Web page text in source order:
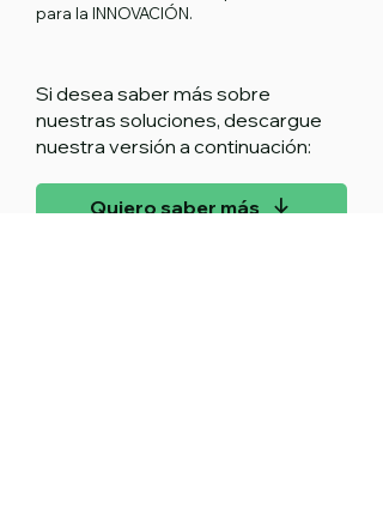
para la INNOVACIÓN.
Si desea saber más sobre
nuestras soluciones, descargue
nuestra versión a continuación:
Quiero saber más